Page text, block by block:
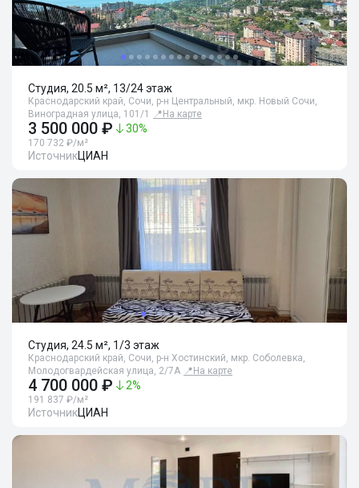
Студия, 20.5 м², 13/24 этаж
Краснодарский край, Сочи, р-н Центральный, мкр. Новый Сочи,
Виноградная улица, 101/1
📍 На карте
3 500 000 ₽ 30%
170 732 ₽/м²
ИсточникЦИАН
Студия, 24.5 м², 1/3 этаж
Краснодарский край, Сочи, р-н Хостинский, мкр. Соболевка,
Молодогвардейская улица, 2/7А 📍 На карте
4 700 000 ₽ 2%
191 837 ₽/м²
ИсточникЦИАН